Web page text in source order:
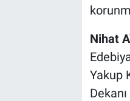
Nihat
Yakup